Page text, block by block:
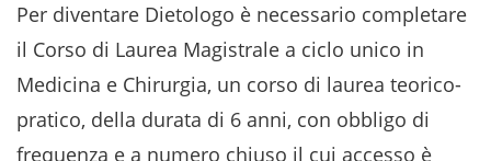
Per diventare Dietologo è necessario completare
il Corso di Laurea Magistrale a ciclo unico in
Medicina e Chirurgia, un corso di laurea teorico-
pratico, della durata di 6 anni, con obbligo di
frequenza e a numero chiuso il cui accesso è